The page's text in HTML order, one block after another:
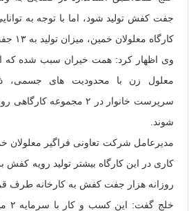
جفت کفش تولید شود، اما با توجه به
کارگاه معلولان خمین، میزان تولید به ۱۳ جفت رسیده است.
معلول زن با محدودیت های جسمی،
سرپرست خانوار در ۲ مجموعه
شوند.
مدیرعامل شرکت تعاونی فراگیر معلولان
کاری در این کارگاه بیشتر تولید رویه
روزانه هزار جفت کفش به کارخانه طرف